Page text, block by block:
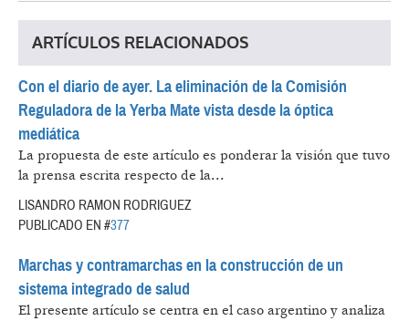
ARTÍCULOS RELACIONADOS
Con el diario de ayer. La eliminación de la Comisión
Reguladora de la Yerba Mate vista desde la óptica
mediática
La propuesta de este artículo es ponderar la visión que tuvo
la prensa escrita respecto de la...
LISANDRO RAMON RODRIGUEZ
PUBLICADO EN #377
Marchas y contramarchas en la construcción de un
sistema integrado de salud
El presente artículo se centra en el caso argentino y analiza